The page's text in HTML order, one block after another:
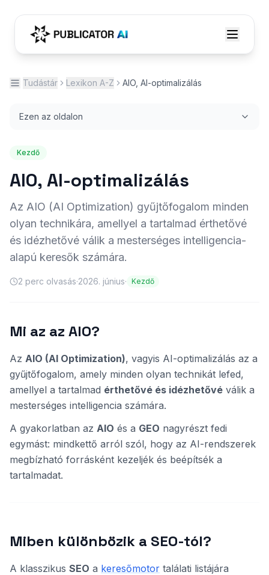
Tudástár Lexikon A-Z AIO, AI-optimalizálás
Ezen az oldalon
Kezdő
AIO, AI-optimalizálás
Az AIO (AI Optimization) gyűjtőfogalom minden
olyan technikára, amellyel a tartalmad érthetővé
és idézhetővé válik a mesterséges intelligencia-
alapú keresők számára.
2 perc olvasás·2026. június· Kezdő
Mi az az AIO?
Az AIO (AI Optimization), vagyis AI-optimalizálás az a
gyűjtőfogalom, amely minden olyan technikát lefed,
amellyel a tartalmad érthetővé és idézhetővé válik a
mesterséges intelligencia számára.
A gyakorlatban az AIO és a GEO nagyrészt fedi
egymást: mindkettő arról szól, hogy az AI-rendszerek
megbízható forrásként kezeljék és beépítsék a
tartalmadat.
Miben különbözik a SEO-tól?
A klasszikus SEO a keresőmotor találati listájára